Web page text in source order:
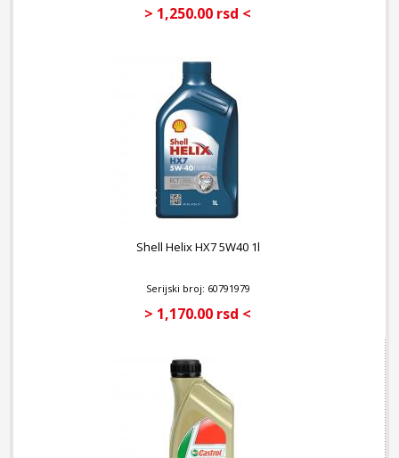
> 1,250.00 rsd <
Shell Helix HX7 5W40 1l
Serijski broj: 60791979
> 1,170.00 rsd <